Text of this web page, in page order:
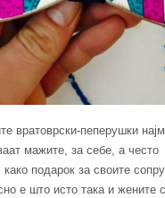
вратоврски-пеперушки
мажите, за себе, а често
подарок за своите
е што исто така и жените